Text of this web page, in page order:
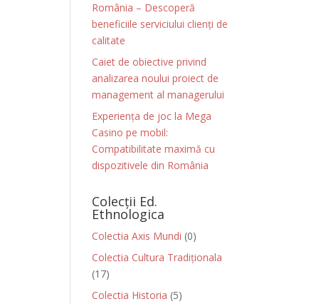
România – Descoperă
beneficiile serviciului clienți de
calitate
Caiet de obiective privind
analizarea noului proiect de
management al managerului
Experiența de joc la Mega
Casino pe mobil:
Compatibilitate maximă cu
dispozitivele din România
Colecții Ed.
Ethnologica
Colectia Axis Mundi (0)
Colectia Cultura Tradiționala
(17)
Colectia Historia (5)